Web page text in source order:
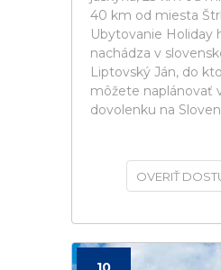
40 km od miesta
Ubytovanie Holiday
nachádza v
Liptovský Ján, do
môžete naplánovať
dovolenku na
OVERIŤ